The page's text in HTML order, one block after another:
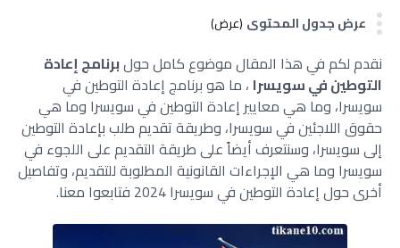
عرض جدول المحتوى (عرض)
نقدم لكم في هذا المقال موضوع كامل حولبرنامج إعادة
التوطين في سويسرا ، ما هو برنامج إعادة التوطين في
سويسرا، وما هي معايير إعادة التوطين في سويسرا وما هي
حقوق اللاجئين في سويسرا، وطريقة تقديم طلب بإعادة التوطين
إلى سويسرا، وسنتعرف أيضاً على طريقة التقديم على اللجوء في
سويسرا وما هي الإجراءات القانونية المطلوبة للتقديم، وتفاصيل
أخرى حول إعادة التوطين في سويسرا 2024 فتابعوا معنا.